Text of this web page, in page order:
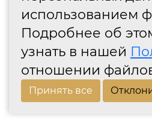
использованием
Подробнее об
узнать в нашей
отношении
Принять все